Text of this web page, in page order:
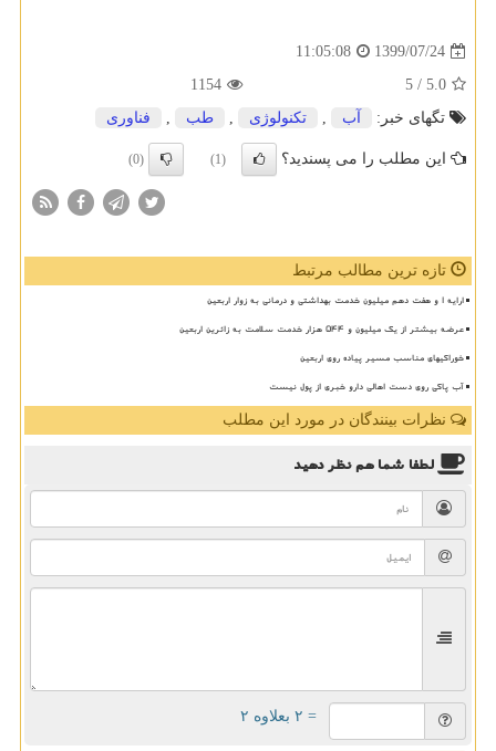
1399/07/24
11:05:08
5.0
/ 5
1154
تگهای خبر:
آب , تكنولوژی , طب , فناوری
این مطلب را می پسندید؟ (1)
(0)
تازه ترین مطالب مرتبط
ارایه ۱ و هفت دهم میلیون خدمت بهداشتی و درمانی به زوار اربعین
عرضه بیشتر از یک میلیون و ۵۴۴ هزار خدمت سلامت به زائرین اربعین
خوراکیهای مناسب مسیر پیاده روی اربعین
آب پاکی روی دست اهالی دارو خبری از پول نیست
نظرات بینندگان در مورد این مطلب
لطفا شما همنظر دهید
= ۲ بعلاوه ۲